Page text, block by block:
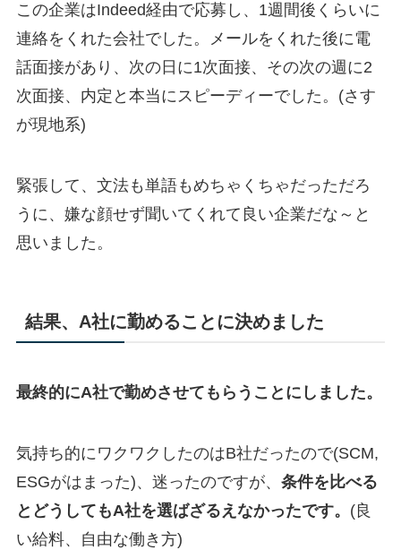
この企業はIndeed経由で応募し、1週間後くらいに
連絡をくれた会社でした。メールをくれた後に電
話面接があり、次の日に1次面接、その次の週に2
次面接、内定と本当にスピーディーでした。(さす
が現地系)
緊張して、文法も単語もめちゃくちゃだっただろ
うに、嫌な顔せず聞いてくれて良い企業だな～と
思いました。
結果、A社に勤めることに決めました
最終的にA社で勤めさせてもらうことにしました。
気持ち的にワクワクしたのはB社だったので(SCM,
ESGがはまった)、迷ったのですが、 条件を比べる
とどうしてもA社を選ばざるえなかったです。 (良
い給料、自由な働き方)